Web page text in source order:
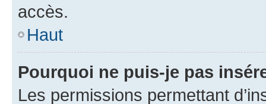
accès.
Haut
Pourquoi ne puis-je pas
Les permissions permettant